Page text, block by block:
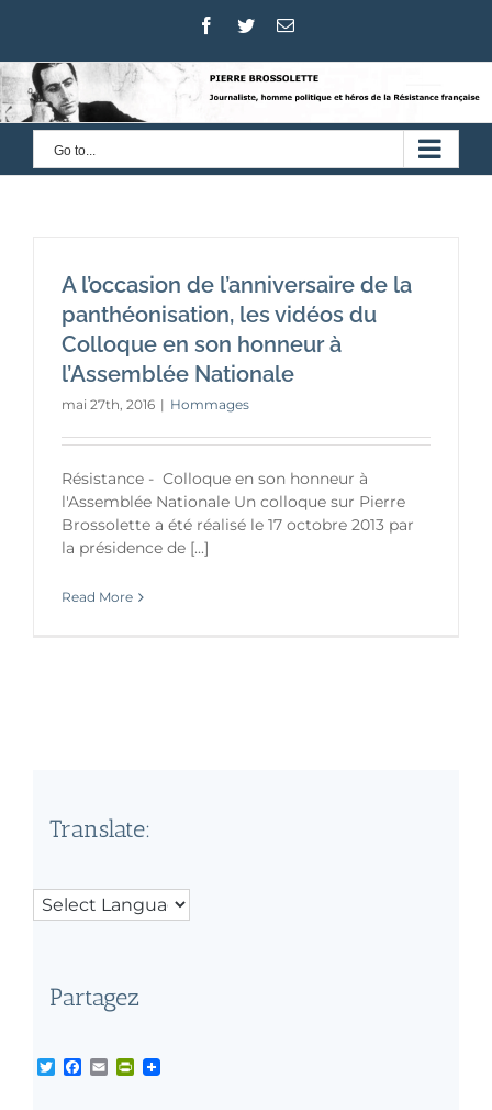
Facebook
TwitterEmail
Go to...
A l’occasion de l’anniversaire de la
panthéonisation, les vidéos du
Colloque en son honneur à
l’Assemblée Nationale
mai 27th, 2016 | Hommages
Résistance - Colloque en son honneur à
l'Assemblée Nationale Un colloque sur Pierre
Brossolette a été réalisé le 17 octobre 2013 par
la présidence de [...]
Read More
Translate:
Partagez
TwitterFacebook
EmailPrintFriendly